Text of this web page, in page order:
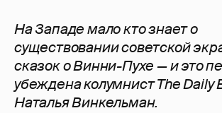
На Западе мало кто знает о
существовании советской
сказок о Винни-Пухе — и это
убеждена колумнист The Daily
Наталья Винкельман.